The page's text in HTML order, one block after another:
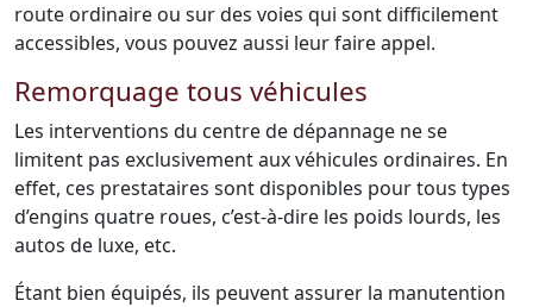
route ordinaire ou sur des voies qui sont difficilement
accessibles, vous pouvez aussi leur faire appel.
Remorquage tous véhicules
Les interventions du centre de dépannage ne se
limitent pas exclusivement aux véhicules ordinaires. En
effet, ces prestataires sont disponibles pour tous types
d’engins quatre roues, c’est-à-dire les poids lourds, les
autos de luxe, etc.
Étant bien équipés, ils peuvent assurer la manutention